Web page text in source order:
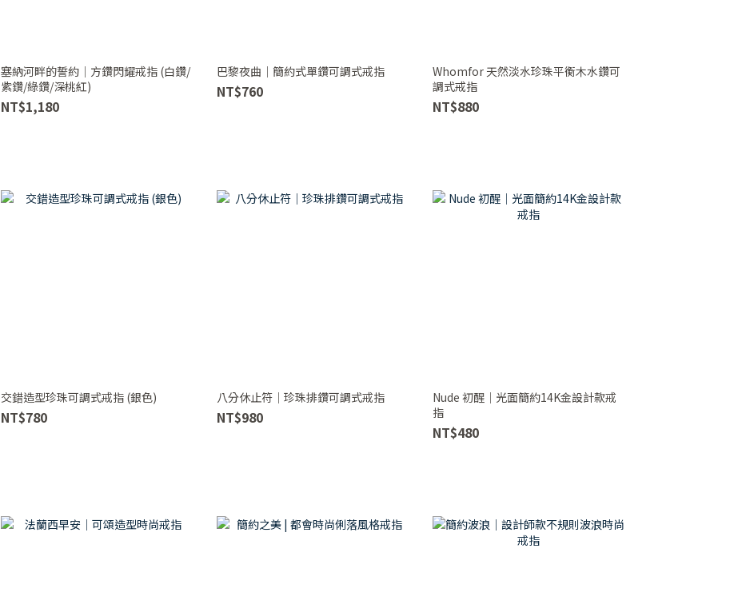
塞納河畔的誓約｜方鑽閃耀戒指 (白鑽/
紫鑽/綠鑽/深桃紅)
NT$1,180
巴黎夜曲｜簡約式單鑽可調式戒指
NT$760
Whomfor 天然淡水珍珠平衡木水鑽可
調式戒指
NT$880
交錯造型珍珠可調式戒指 (銀色)
NT$780
八分休止符｜珍珠排鑽可調式戒指
NT$980
Nude 初醒｜光面簡約14K金設計款戒
指
NT$480